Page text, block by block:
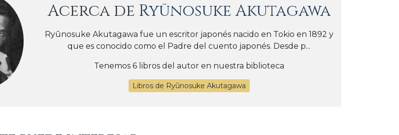
Acerca de Ryūnosuke Akutagawa
Ryūnosuke Akutagawa fue un escritor japonés nacido en Tokio en 1892 y
que es conocido como el Padre del cuento japonés. Desde p...
Tenemos 6 libros del autor en nuestra biblioteca
Libros de Ryūnosuke Akutagawa